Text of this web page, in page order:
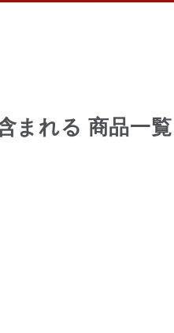
まれる 商品一覧